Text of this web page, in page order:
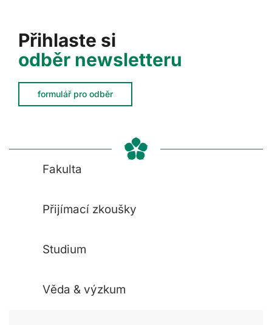
Přihlaste si
odběr newsletteru
formulář pro odběr
Fakulta
Přijímací zkoušky
Studium
Věda & výzkum